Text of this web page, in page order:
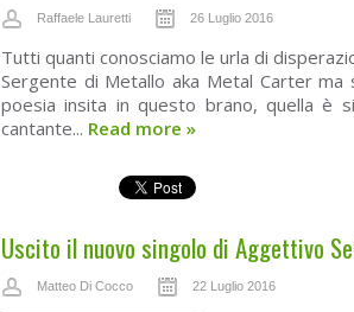
Raffaele Lauretti 26 Luglio 2016
Tutti quanti conosciamo le urla di
Sergente di Metallo aka Metal Carter ma
poesia insita in questo brano, quella è
cantante... Read more »
Uscito il nuovo singolo di Aggettivo
Matteo Di Cocco 22 Luglio 2016